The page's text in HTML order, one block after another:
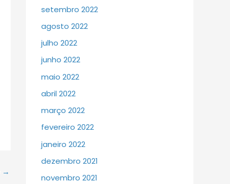
→
setembro 2022
agosto 2022
julho 2022
junho 2022
maio 2022
abril 2022
março 2022
fevereiro 2022
janeiro 2022
dezembro 2021
novembro 2021